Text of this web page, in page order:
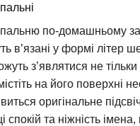
по-домашньому
в’язані у формі літер
з’являтися не
на його поверхні
оригінальне
спокій та ніжність імена,